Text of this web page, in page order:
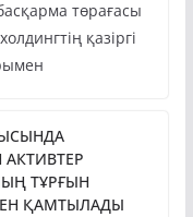
төрағасы
қазіргі
ТҰРҒЫН
ҚАМТЫЛАДЫ